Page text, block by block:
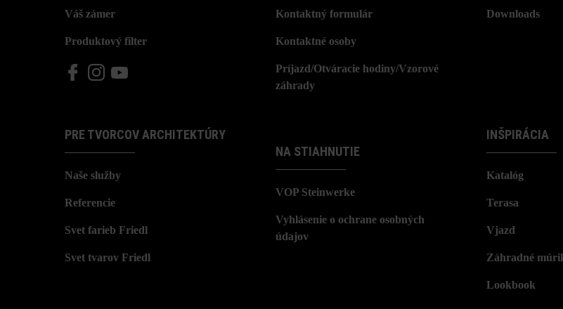
Váš zámer
Produktový filter
PRE TVORCOV ARCHITEKTÚRY
Naše služby
Referencie
Svet farieb Friedl
Svet tvarov Friedl
Kontaktný formulár
Kontaktné osoby
Príjazd/Otváracie hodiny/Vzorové
záhrady
NA STIAHNUTIE
VOP Steinwerke
Vyhlásenie o ochrane osobných
údajov
Downloads
INŠPIRÁCIA
Katalóg
Terasa
Vjazd
Záhradné
Lookbook